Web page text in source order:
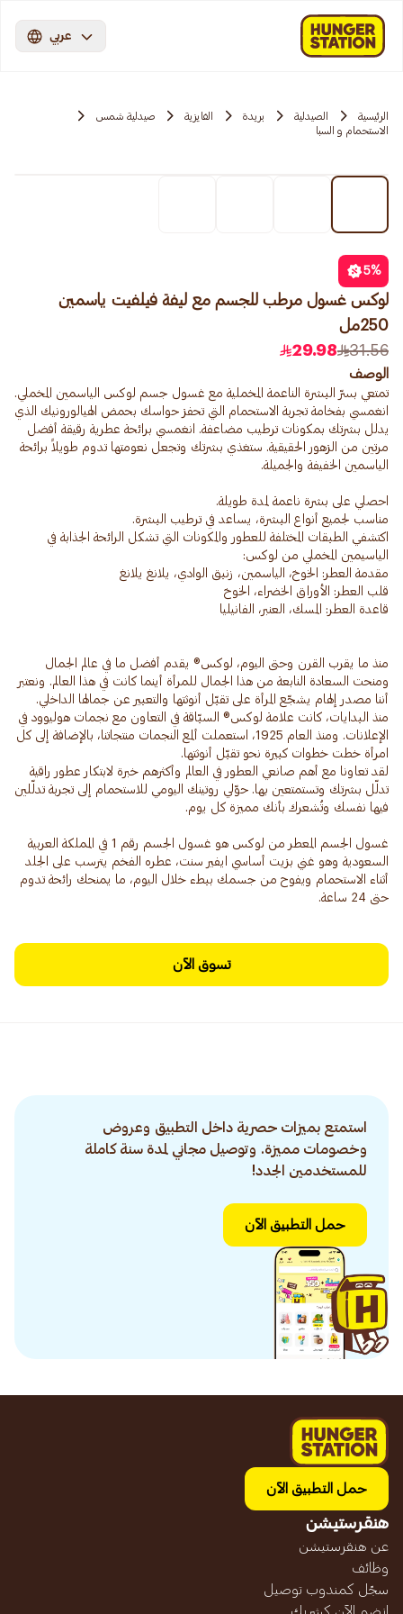
عربي
الرئيسية الصيدلية بريدة الفايزية
صيدلية شمس
الاستحمام و السبا
5%
لوكس غسول مرطب للجسم مع ليفة فيلفيت ياسمين
250مل
31.56
29.98
الوصف
تمتعي بسرّ البشرة الناعمة المخملية مع غسول جسم لوكس الياسمين المخملي.
انغمسي بفخامة تجربة الاستحمام التي تحفز حواسك بحمض الهيالورونيك الذي
يدلل بشرتك بمكونات ترطيب مضاعفة. انغمسي برائحة عطرية رقيقة أفضل
مرتين من الزهور الحقيقية. ستغذي بشرتك وتجعل نعومتها تدوم طويلاً برائحة
اكتشفي الطبقات المختلفة للعطور والمكونات التي تشكل الرائحة الجذابة في
منذ ما يقرب القرن وحتى اليوم، لوكس® يقدم أفضل ما في عالم الجمال
ومنحت السعادة النابعة من هذا الجمال للمرأة أينما كانت في هذا العالم. ونعتبر
منذ البدايات، كانت علامة لوكس® السبّاقة في التعاون مع نجمات هوليوود في
الإعلانات. ومنذ العام 1925، استعملت ألمع النجمات منتجاتنا، بالإضافة إلى كل
لقد تعاونا مع أهم صانعي العطور في العالم وأكثرهم خبرة لابتكار عطور راقية
تدلّل بشرتك وتستمتعين بها. حوّلي روتينك اليومي للاستحمام إلى تجربة تدلّلين
غسول الجسم المعطر من لوكس هو غسول الجسم رقم 1 في المملكة العربية
السعودية وهو غني بزيت أساسي ايفير سنت، عطره الفخم يترسب على الجلد
أثناء الاستحمام ويفوح من جسمك ببطء خلال اليوم، ما يمنحك رائحة تدوم
حتى 24 ساعة.
تسوق الآن
استمتع بميزات حصرية داخل التطبيق وعروض
وخصومات مميزة. وتوصيل مجاني لمدة سنة كاملة
للمستخدمين الجدد!
حمل التطبيق الآن
حمل التطبيق الآن
هنقرستيشن
عن هنقرستيشن
وظائف
سجّل كمندوب توصيل